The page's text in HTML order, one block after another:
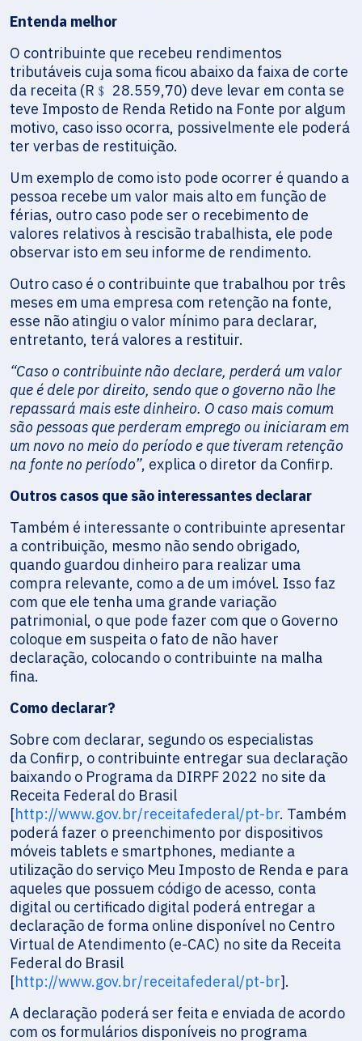
Entenda melhor
O contribuinte que recebeu rendimentos
tributáveis cuja soma ficou abaixo da faixa de corte
da receita (R﹩ 28.559,70) deve levar em conta se
teve Imposto de Renda Retido na Fonte por algum
motivo, caso isso ocorra, possivelmente ele poderá
ter verbas de restituição.
Um exemplo de como isto pode ocorrer é quando a
pessoa recebe um valor mais alto em função de
férias, outro caso pode ser o recebimento de
valores relativos à rescisão trabalhista, ele pode
observar isto em seu informe de rendimento.
Outro caso é o contribuinte que trabalhou por três
meses em uma empresa com retenção na fonte,
esse não atingiu o valor mínimo para declarar,
entretanto, terá valores a restituir.
“Caso o contribuinte não declare, perderá um valor
que é dele por direito, sendo que o governo não lhe
repassará mais este dinheiro. O caso mais comum
são pessoas que perderam emprego ou iniciaram em
um novo no meio do período e que tiveram retenção
na fonte no período”, explica o diretor da Confirp.
Outros casos que são interessantes declarar
Também é interessante o contribuinte apresentar
a contribuição, mesmo não sendo obrigado,
quando guardou dinheiro para realizar uma
compra relevante, como a de um imóvel. Isso faz
com que ele tenha uma grande variação
patrimonial, o que pode fazer com que o Governo
coloque em suspeita o fato de não haver
declaração, colocando o contribuinte na malha
fina.
Como declarar?
Sobre com declarar, segundo os especialistas
da Confirp, o contribuinte entregar sua declaração
baixando o Programa da DIRPF 2022 no site da
Receita Federal do Brasil
[http://www.gov.br/receitafederal/pt-br. Também
poderá fazer o preenchimento por dispositivos
móveis tablets e smartphones, mediante a
utilização do serviço Meu Imposto de Renda e para
aqueles que possuem código de acesso, conta
digital ou certificado digital poderá entregar a
declaração de forma online disponível no Centro
Virtual de Atendimento (e-CAC) no site da Receita
Federal do Brasil
[http://www.gov.br/receitafederal/pt-br].
A declaração poderá ser feita e enviada de acordo
com os formulários disponíveis no programa